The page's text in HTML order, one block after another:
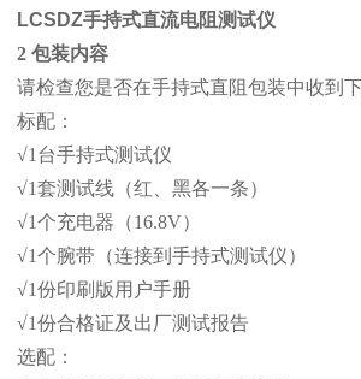
LCSDZ手持式直流电阻测试仪
2 包装内容
请检查您是否在手持式直阻包装中收到
标配：
√1台手持式测试仪
√1套测试线（红、黑各一条）
√1个充电器（16.8V）
√1个腕带（连接到手持式测试仪）
√1份印刷版用户手册
√1份合格证及出厂测试报告
选配：